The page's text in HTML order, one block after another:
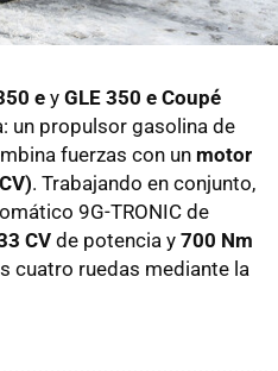
e y GLE 350 e Coupé
un propulsor gasolina de
fuerzas con un motor
. Trabajando en conjunto,
9G-TRONIC de
CV de potencia y 700 Nm
cuatro ruedas mediante la